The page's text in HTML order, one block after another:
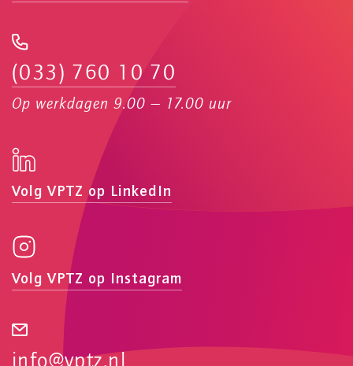
(033) 760 10 70
Op werkdagen 9.00 — 17.00 uur
Volg VPTZ op LinkedIn
Volg VPTZ op Instagram
info@vptz.nl